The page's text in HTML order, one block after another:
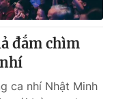
đắm chìm
ca nhí Nhật Minh